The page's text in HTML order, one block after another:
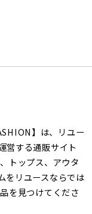
】は、リユー
営する通販サイト
トップス、アウタ
をリユースならでは
を見つけてくださ